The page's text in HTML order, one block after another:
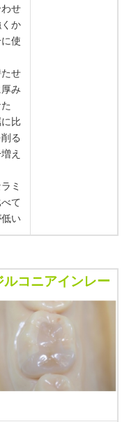
わせ
か
使
せ
み
比
る
え
ミ
て
い
ルコニアインレー